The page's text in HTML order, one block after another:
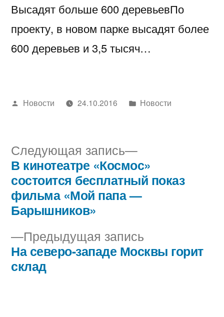
Высадят больше 600 деревьевПо
проекту, в новом парке высадят более
600 деревьев и 3,5 тысяч…
Написано
Новости 24.10.2016
Написано
Новости
Навигация
по
записям
Предыдущая запись
запись:
На северо-западе Москвы горит
склад
Следующая запись
Следующая
запись:
В кинотеатре «Космос»
состоится бесплатный показ
фильма «Мой папа —
Барышников»